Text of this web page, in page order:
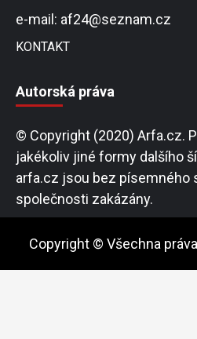
e-mail: af24@seznam.cz
KONTAKT
Autorská práva
© Copyright (2020) Arfa.cz.
jakékoliv jiné formy dalšího
arfa.cz jsou bez písemného
společnosti zakázány.
Copyright © Všechna